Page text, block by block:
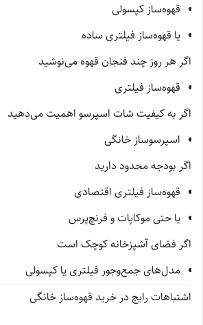
قهوه‌ساز کپسولی
یا قهوه‌ساز فیلتری ساده
اگر هر روز چند فنجان قهوه می‌نوشید
قهوه‌ساز فیلتری
اگر به کیفیت شات اسپرسو اهمیت می‌دهید
اسپرسوساز خانگی
اگر بودجه محدود دارید
قهوه‌ساز فیلتری اقتصادی
یا حتی موکاپات و فرنچ‌پرس
اگر فضای آشپزخانه کوچک است
مدل‌های جمع‌وجور فیلتری یا کپسولی
اشتباهات رایج در خرید قهوه‌ساز خانگی